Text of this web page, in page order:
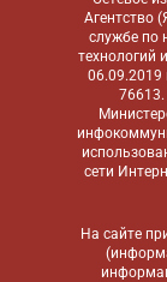
Агентство
службе по
технологий
сети
На сайте